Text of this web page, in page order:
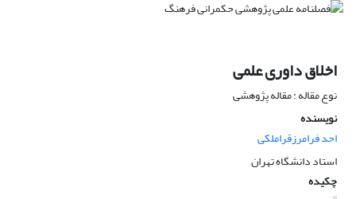
اخلاق داوری علمی
نوع مقاله : مقاله پژوهشی
نویسنده
احد فرامرزقراملکی
استاد دانشگاه تهران
چکیده